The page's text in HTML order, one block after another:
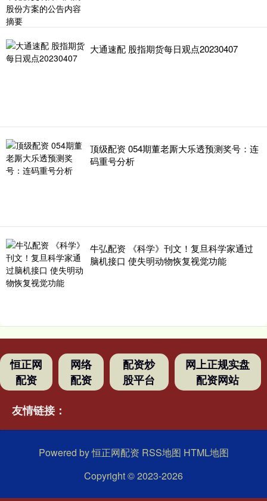
大通速配 股指期货每日观点20230407
顶级配资 054期董老厮大乐透预测奖号：连
码重号分析
牛弘配资 《科学》刊文！复旦科学家通过
脑机接口 使失明动物恢复视觉功能
恒正网
配资
网络
配资
配资炒
股平台
网上正规实盘
配资网站
友情链接：
Powered by恒正网配资 RSS地图 HTML地图
Copyright© 2023-2026